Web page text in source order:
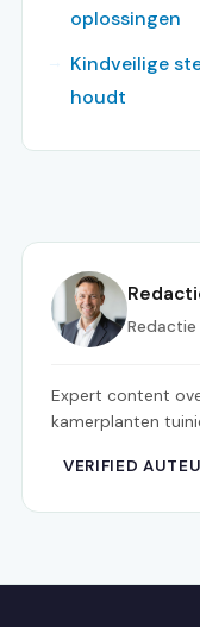
oplossingen
Kindveilige
houdt
Redactie
Expert content
kamerplanten
VERIFIED